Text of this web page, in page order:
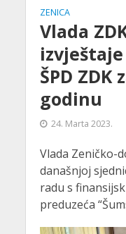
ZENICA
Vlada
ŠPD ZDK
godinu
24. Marta 2023.
Vlada Zeničko-
današnjoj
radu s
preduzeća